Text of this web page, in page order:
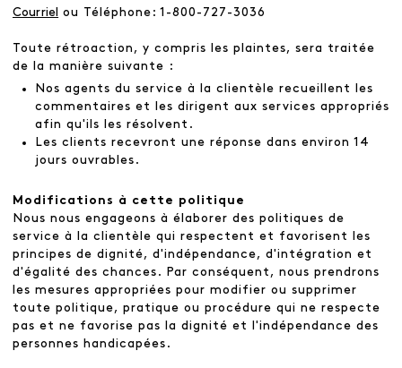
Courriel ou Téléphone: 1-800-727-3036
Toute rétroaction, y compris les plaintes, sera traitée
de la manière suivante :
Nos agents du service à la clientèle recueillent les
commentaires et les dirigent aux services appropriés
afin qu'ils les résolvent.
Les clients recevront une réponse dans environ 14
jours ouvrables.
Modifications à cette politique
Nous nous engageons à élaborer des politiques de
service à la clientèle qui respectent et favorisent les
principes de dignité, d'indépendance, d'intégration et
d'égalité des chances. Par conséquent, nous prendrons
les mesures appropriées pour modifier ou supprimer
toute politique, pratique ou procédure qui ne respecte
pas et ne favorise pas la dignité et l'indépendance des
personnes handicapées.